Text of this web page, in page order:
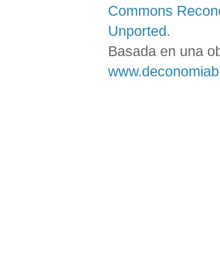
Commons
Unported.
Basada en una